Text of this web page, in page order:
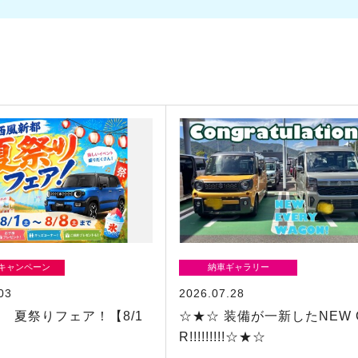
ャンペーン
夏祭りフェア！【8/1
納車ギャラリー
2026.07.28
☆★☆ 装備が一新したNEW
R!!!!!!!!!☆★☆